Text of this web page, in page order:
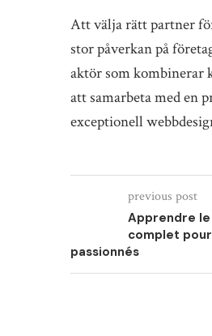
Att välja rätt partner
stor påverkan på
aktör som kombinerar
att samarbeta med en
exceptionell
previous post
Apprendre
complet
passionnés